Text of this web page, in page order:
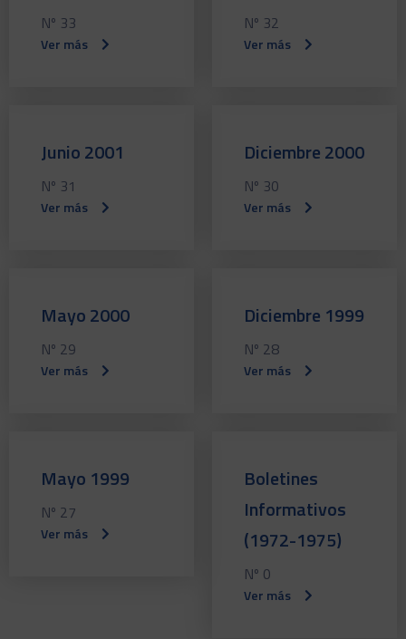
Nº 33
Ver más
Nº 32
Ver más
Junio 2001
Nº 31
Ver más
Diciembre 2000
Nº 30
Ver más
Mayo 2000
Nº 29
Ver más
Diciembre 1999
Nº 28
Ver más
Mayo 1999
Nº 27
Ver más
Boletines
Informativos
(1972-1975)
Nº 0
Ver más